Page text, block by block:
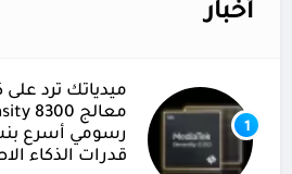
أخبار
1
ميدياتك ترد
قدرات الذكاء